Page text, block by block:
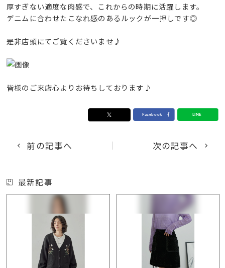
厚すぎない適度な肉感で、これからの時期に活躍します。
デニムに合わせたこなれ感のあるルックが一押しです◎
是非店頭にてご覧くださいませ♪
皆様のご来店心よりお待ちしております♪
前の記事へ 次の記事へ
最新記事